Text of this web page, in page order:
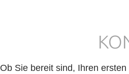
Ob Sie bereit sind, Ihren